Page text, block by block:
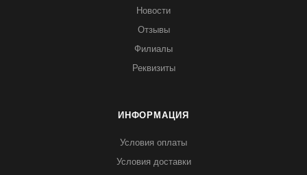
Новости
Отзывы
Филиалы
Реквизиты
ИНФОРМАЦИЯ
Условия оплаты
Условия доставки